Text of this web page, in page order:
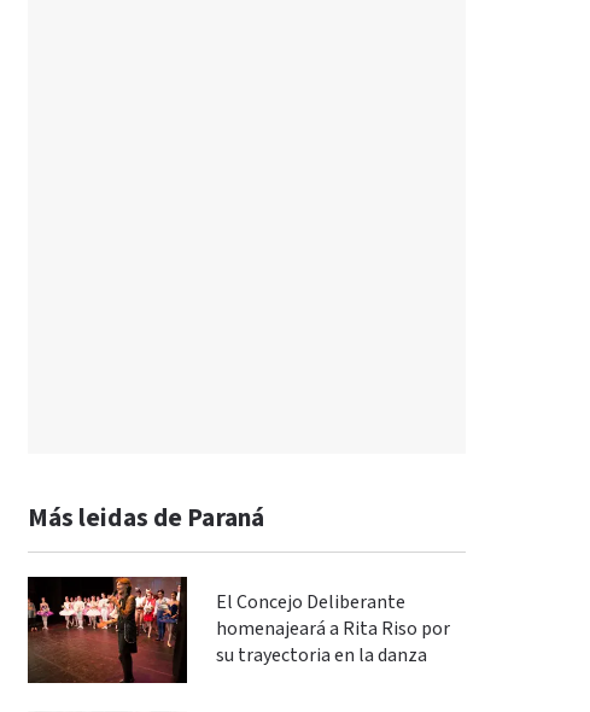
Más leidas de Paraná
El Concejo Deliberante
homenajeará a Rita Riso por
su trayectoria en la danza